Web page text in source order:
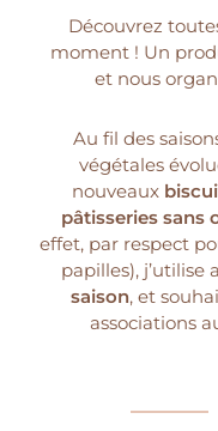
Découvrez
moment ! Un
et nous
Au fil des
végétales
nouveaux
pâtisseries
effet, par respect
papilles),
saison, et
associations